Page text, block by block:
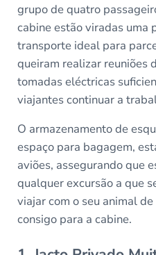
grupo de quatro
cabine estão viradas uma
transporte ideal para
queiram realizar reuniões
tomadas eléctricas
viajantes continuar a
O armazenamento de
espaço para bagagem,
aviões, assegurando que
qualquer excursão a que
viajar com o seu animal
consigo para a cabine.